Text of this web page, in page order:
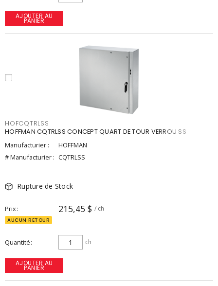
AJOUTER AU
PANIER
HOFCQTRLSS
HOFFMAN CQTRLSS CONCEPT QUART DE TOUR VERROU SS
Manufacturier :
HOFFMAN
# Manufacturier : CQTRLSS
Rupture de Stock
Prix 215,45 $ / ch
AUCUN RETOUR
Quantité ch
AJOUTER AU
PANIER